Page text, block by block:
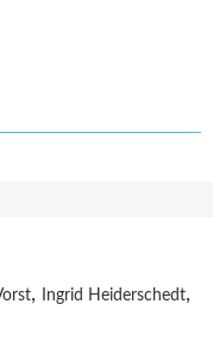
, Ingrid Heiderschedt,